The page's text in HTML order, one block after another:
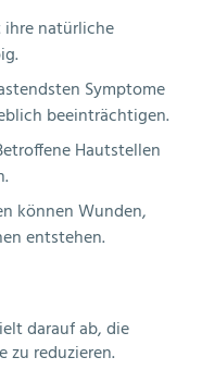
natürliche
Symptome
beeinträchtigen.
Hautstellen
können Wunden,
entstehen.
darauf ab, die
zu reduzieren.